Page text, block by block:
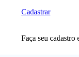
Cadastrar
Faça seu cadastro